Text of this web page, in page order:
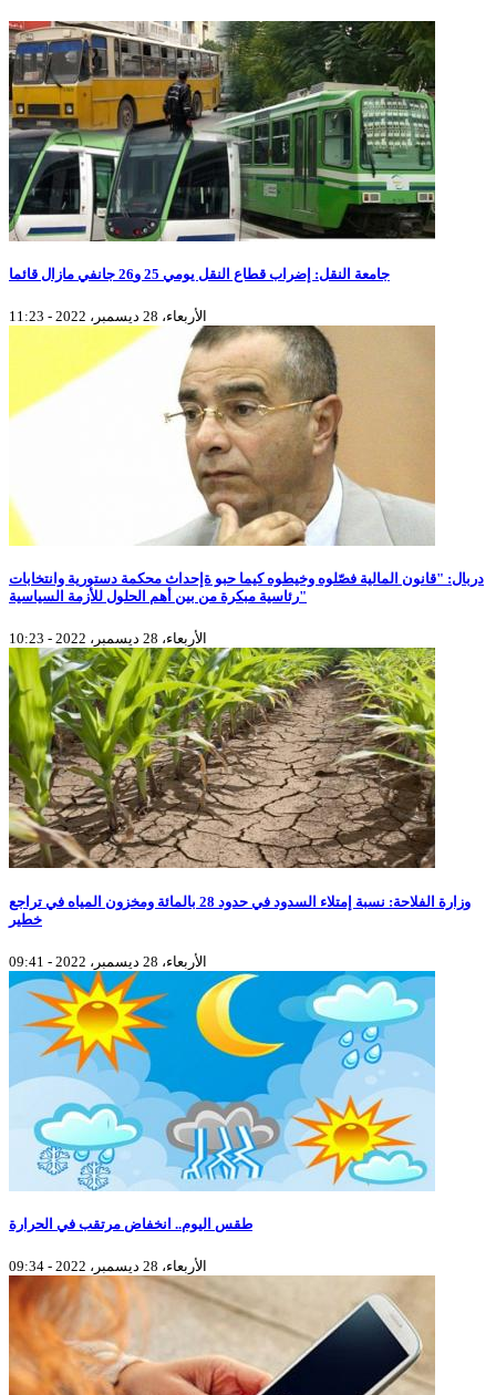
جامعة النقل: إضراب قطاع النقل يومي 25 و26 جانفي مازال قائما
الأربعاء، 28 ديسمبر، 2022 - 11:23
دربال: "قانون المالية فصّلوه وخيطوه كيما حبو ةإحداث محكمة دستورية وانتخابات
رئاسية مبكرة من بين أهم الحلول للأزمة السياسية"
الأربعاء، 28 ديسمبر، 2022 - 10:23
وزارة الفلاحة: نسبة إمتلاء السدود في حدود 28 بالمائة ومخزون المياه في تراجع
خطير
الأربعاء، 28 ديسمبر، 2022 - 09:41
طقس اليوم.. انخفاض مرتقب في الحرارة
الأربعاء، 28 ديسمبر، 2022 - 09:34